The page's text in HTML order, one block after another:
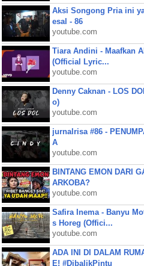
Aksi Songong Pria ini
esal - 86
youtube.com
Tiara Andini - Maafkan
(Official Lyric...
youtube.com
Denny Caknan - LOS
o)
youtube.com
jurnalrisa #86 -
A
youtube.com
BINTANG EMON DARI
ARKOBA?
youtube.com
Safira Inema - Banyu
s Horeg (Offici...
youtube.com
ADA INI DI DALAM
E! #DibalikPintu